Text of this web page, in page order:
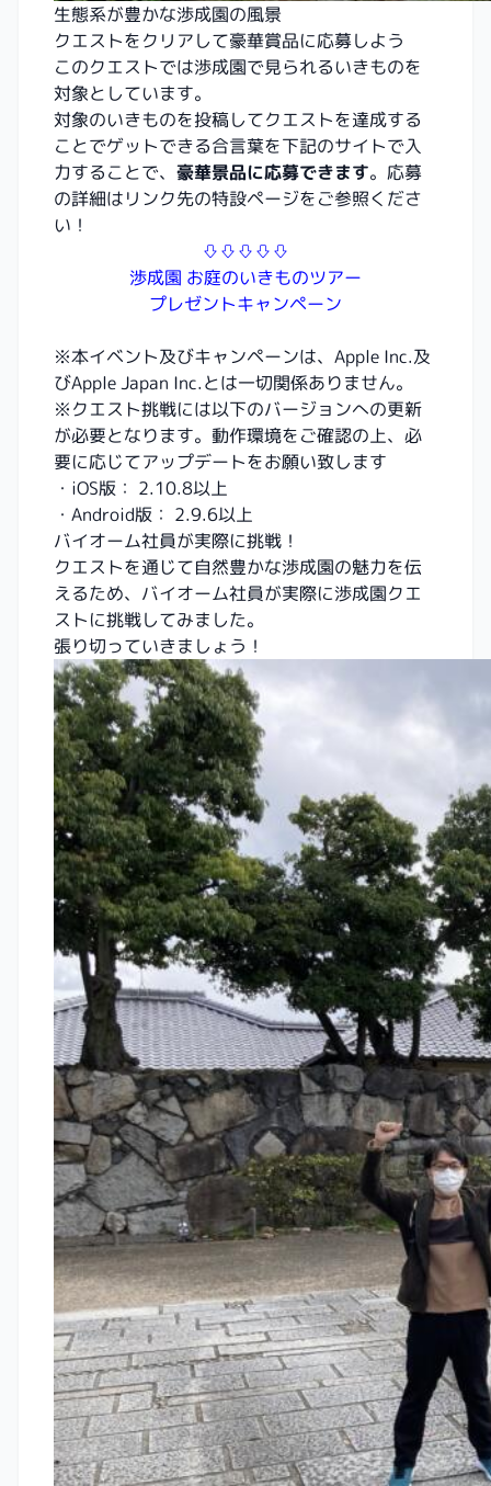
生態系が豊かな渉成園の風景
クエストをクリアして豪華賞品に応募しよう
このクエストでは渉成園で見られるいきものを
対象としています。
対象のいきものを投稿してクエストを達成する
ことでゲットできる合言葉を下記のサイトで入
力することで、 豪華景品に応募できます。応募
の詳細はリンク先の特設ページをご参照くださ
い！
⇩⇩⇩⇩⇩
渉成園 お庭のいきものツアー
プレゼントキャンペーン
※本イベント及びキャンペーンは、Apple Inc.及
びApple Japan Inc.とは一切関係ありません。
※クエスト挑戦には以下のバージョンへの更新
が必要となります。動作環境をご確認の上、必
要に応じてアップデートをお願い致します
・iOS版： 2.10.8以上
・Android版： 2.9.6以上
バイオーム社員が実際に挑戦！
クエストを通じて自然豊かな渉成園の魅力を伝
えるため、バイオーム社員が実際に渉成園クエ
ストに挑戦してみました。
張り切っていきましょう！